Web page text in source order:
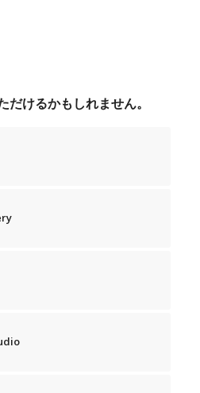
だけるかもしれません。